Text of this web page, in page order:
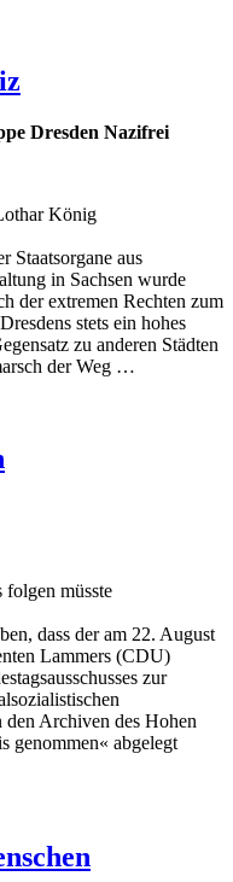
Dresden Nazifrei
König
Staatsorgane aus
in Sachsen wurde
der extremen Rechten zum
stets ein hohes
zu anderen Städten
der Weg …
folgen müsste
dass der am 22. August
Lammers (CDU)
zur
Archiven des Hohen
genommen« abgelegt